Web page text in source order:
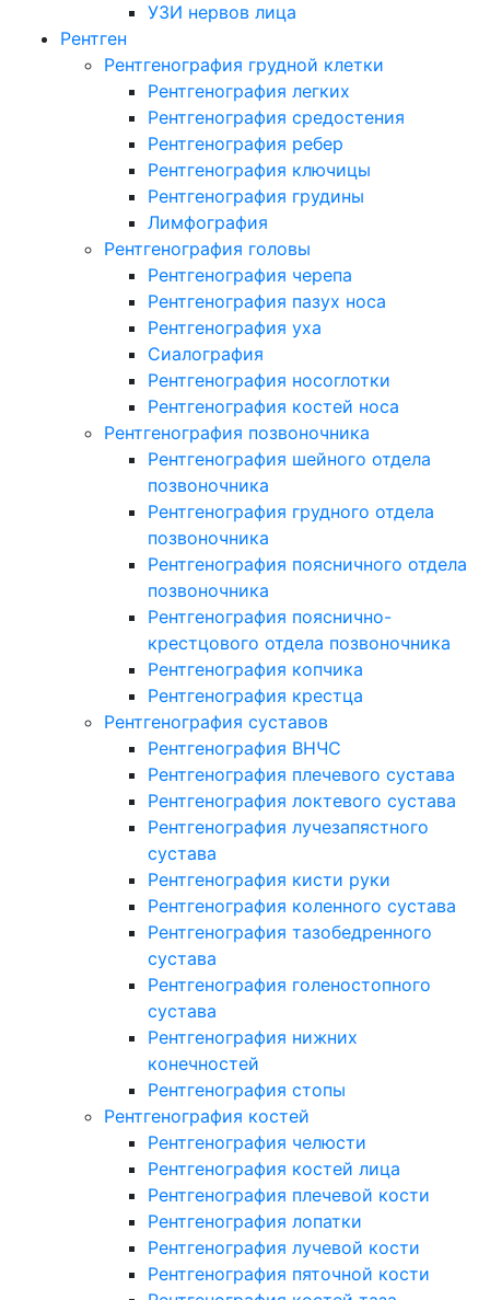
УЗИ нервов лица
Рентген
Рентгенография грудной клетки
Рентгенография легких
Рентгенография средостения
Рентгенография ребер
Рентгенография ключицы
Рентгенография грудины
Лимфография
Рентгенография головы
Рентгенография черепа
Рентгенография пазух носа
Рентгенография уха
Сиалография
Рентгенография носоглотки
Рентгенография костей носа
Рентгенография позвоночника
Рентгенография шейного отдела
позвоночника
Рентгенография грудного отдела
позвоночника
Рентгенография поясничного отдела
позвоночника
Рентгенография пояснично-
крестцового отдела позвоночника
Рентгенография копчика
Рентгенография крестца
Рентгенография суставов
Рентгенография ВНЧС
Рентгенография плечевого сустава
Рентгенография локтевого сустава
Рентгенография лучезапястного
сустава
Рентгенография кисти руки
Рентгенография коленного сустава
Рентгенография тазобедренного
сустава
Рентгенография голеностопного
сустава
Рентгенография нижних
конечностей
Рентгенография стопы
Рентгенография костей
Рентгенография челюсти
Рентгенография костей лица
Рентгенография плечевой кости
Рентгенография лопатки
Рентгенография лучевой кости
Рентгенография пяточной кости